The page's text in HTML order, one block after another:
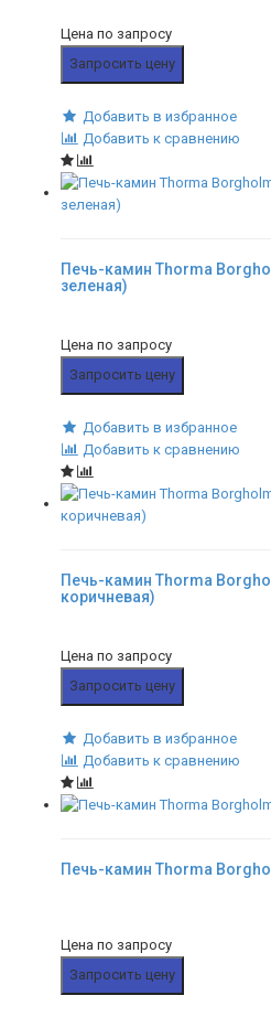
Цена по запросу
Запросить цену
Добавить в избранное
Добавить к сравнению
Печь-камин Thorma
зеленая)
Цена по запросу
Запросить цену
Добавить в избранное
Добавить к сравнению
Печь-камин Thorma
коричневая)
Цена по запросу
Запросить цену
Добавить в избранное
Добавить к сравнению
Печь-камин Thorma
Цена по запросу
Запросить цену